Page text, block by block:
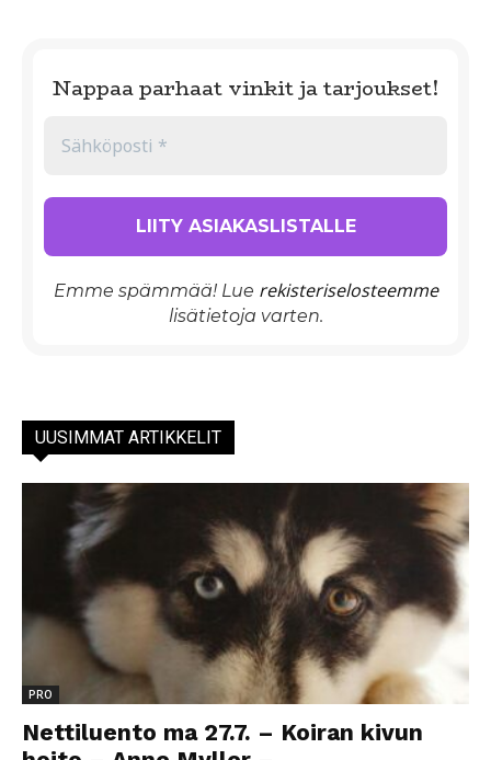
Nappaa parhaat vinkit ja tarjoukset!
Emme spämmää! Lue rekisteriselosteemme
lisätietoja varten.
UUSIMMAT ARTIKKELIT
PRO
Nettiluento ma 27.7. – Koiran kivun